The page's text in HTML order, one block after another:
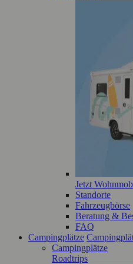
Jetzt
Standorte
Fahrzeugbörse
Beratung &
FAQ
Campingplätze
Campingplätze
Roadtrips